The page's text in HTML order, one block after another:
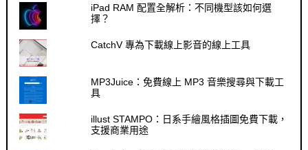
iPad RAM 配置全解析：不同機型該如何選
擇？
CatchV 專為下載線上影音的線上工具
MP3Juice：免費線上 MP3 音樂搜尋與下載工
具
illust STAMPO：日系手繪風格插圖免費下載，
支援商業用途